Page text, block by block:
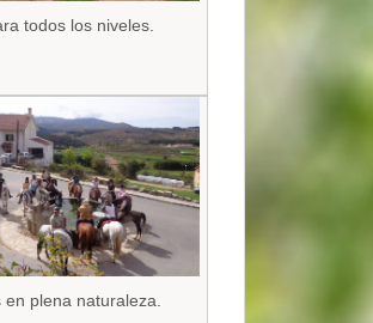
todos los niveles.
en plena naturaleza.